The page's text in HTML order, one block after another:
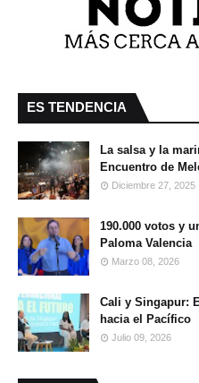
ES TENDENCIA
La salsa y la
Encuentro de
Diciembre 27, 2025
190.000 votos y
Paloma Valencia
Marzo 08, 2026
Cali y Singapur:
hacia el Pacífico
Julio 09, 2026